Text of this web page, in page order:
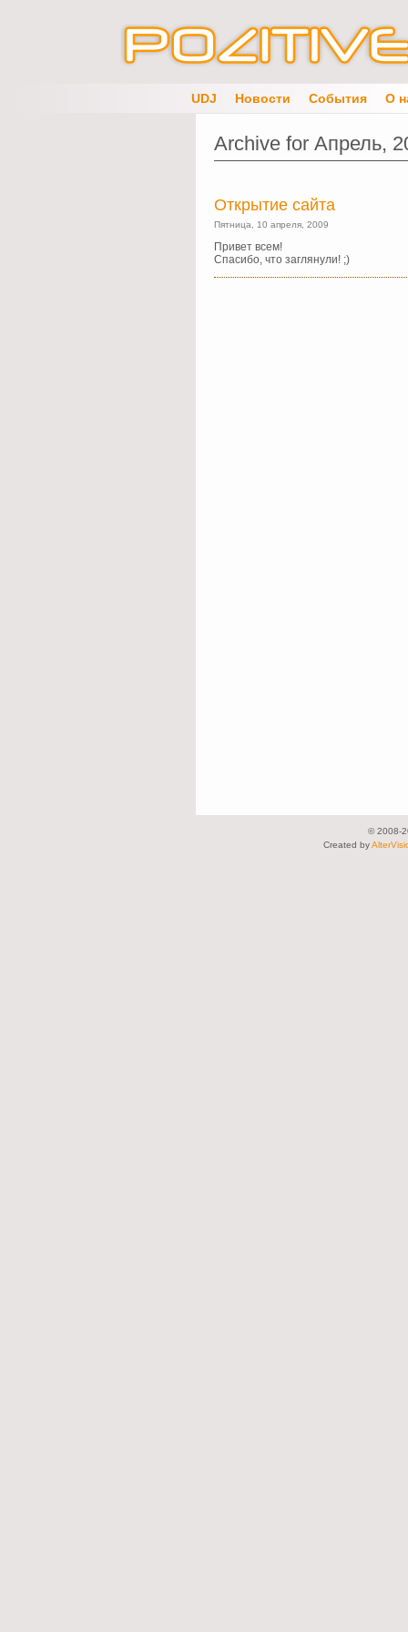
UDJ Новости События О
Archive for Апрель,
Открытие сайта
Пятница, 10 апреля, 2009
Привет всем!
Спасибо, что заглянули! ;)
© 2008-
Created by